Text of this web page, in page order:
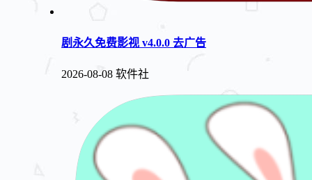
剧永久免费影视 v4.0.0 去广告
2026-08-08 软件社